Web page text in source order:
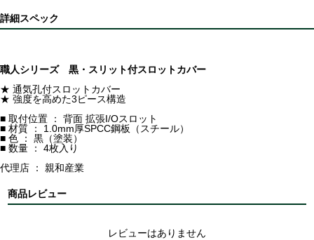
詳細スペック
職人シリーズ 黒・スリット付スロットカバー
★ 通気孔付スロットカバー
★ 強度を高めた3ピース構造
■ 取付位置 ： 背面 拡張I/Oスロット
■ 材質 ： 1.0mm厚SPCC鋼板（スチール）
■ 色 ： 黒（塗装）
■ 数量 ： 4枚入り
代理店 ： 親和産業
商品レビュー
レビューはありません